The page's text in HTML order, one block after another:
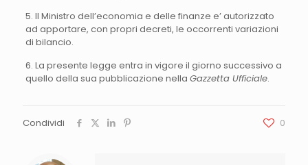
5. Il Ministro dell’economia e delle finanze e’ autorizzato
ad apportare, con propri decreti, le occorrenti variazioni
di bilancio.
6. La presente legge entra in vigore il giorno successivo a
quello della sua pubblicazione nella Gazzetta Ufficiale.
Condividi 0